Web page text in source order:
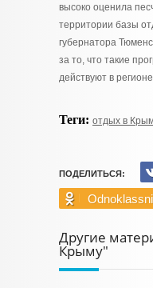
высоко оценила
территории базы
губернатора
за то, что такие
действуют в
Теги: отдых в
ПОДЕЛИТЬСЯ:
Другие
Крыму"